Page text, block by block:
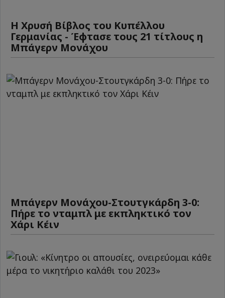
Η Χρυσή Βίβλος του Κυπέλλου
Γερμανίας - Έφτασε τους 21 τίτλους η
Μπάγερν Μονάχου
Μπάγερν Μονάχου-Στουτγκάρδη 3-0:
Πήρε το νταμπλ με εκπληκτικό τον
Χάρι Κέιν